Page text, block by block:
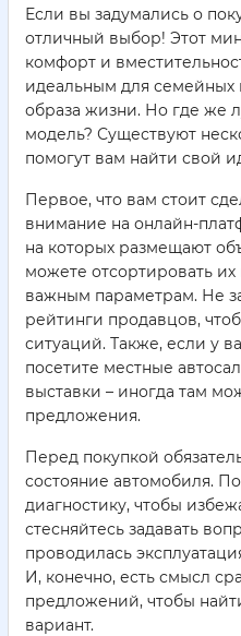
Если вы задумались о
отличный выбор! Этот
комфорт и
идеальным для семейных
образа жизни. Но где же
модель? Существуют
помогут вам найти свой
Первое, что вам стоит
внимание на онлайн-
на которых размещают
можете отсортировать
важным параметрам. Не
рейтинги продавцов,
ситуаций. Также, если у
посетите местные
выставки – иногда там
предложения.
Перед покупкой
состояние автомобиля.
диагностику, чтобы
стесняйтесь задавать
проводилась
И, конечно, есть смысл
предложений, чтобы
вариант.